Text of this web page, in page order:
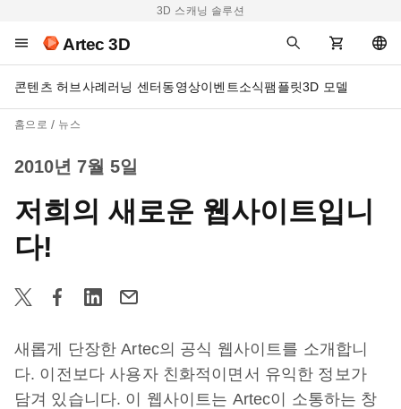
3D 스캐닝 솔루션
Artec 3D
콘텐츠 허브사례러닝 센터동영상이벤트소식팸플릿3D 모델
홈으로 뉴스
2010년 7월 5일
저희의 새로운 웹사이트입니
다!
새롭게 단장한 Artec의 공식 웹사이트를 소개합니
다. 이전보다 사용자 친화적이면서 유익한 정보가
담겨 있습니다. 이 웹사이트는 Artec이 소통하는 창